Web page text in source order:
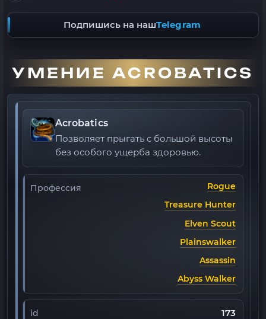
Подпишись на нашTelegram
УМЕНИЕ ACROBATICS
Acrobatics
Позволяет прыгать с большой высоты
без особого ущерба здоровью.
Профессия
Rogue
Treasure Hunter
Elven Scout
Plainswalker
Assassin
Abyss Walker
id 173